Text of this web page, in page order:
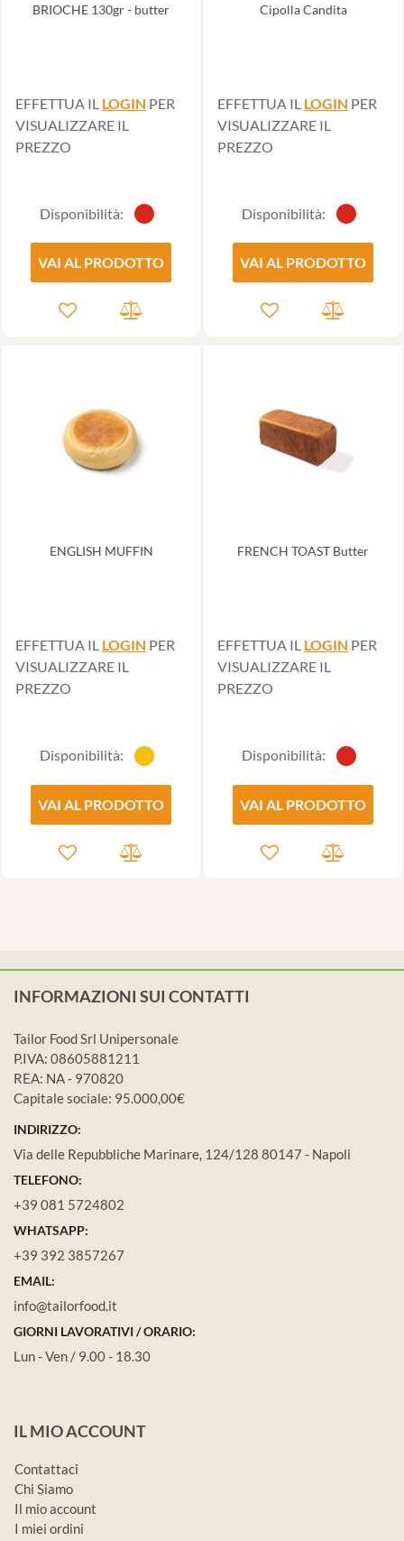
BRIOCHE 130gr - butter
EFFETTUA IL LOGIN PER
VISUALIZZARE IL
PREZZO
Disponibilità:
VAI AL PRODOTTO
Cipolla Candita
EFFETTUA IL LOGIN PER
VISUALIZZARE IL
PREZZO
Disponibilità:
VAI AL PRODOTTO
ENGLISH MUFFIN
EFFETTUA IL LOGIN PER
VISUALIZZARE IL
PREZZO
Disponibilità:
VAI AL PRODOTTO
FRENCH TOAST Butter
EFFETTUA IL LOGIN PER
VISUALIZZARE IL
PREZZO
Disponibilità:
VAI AL PRODOTTO
INFORMAZIONI SUI CONTATTI
Tailor Food Srl Unipersonale
P.IVA: 08605881211
REA: NA - 970820
Capitale sociale: 95.000,00€
INDIRIZZO:
Via delle Repubbliche Marinare, 124/128 80147 - Napoli
TELEFONO:
+39 081 5724802
WHATSAPP:
+39 392 3857267
EMAIL:
info@tailorfood.it
GIORNI LAVORATIVI / ORARIO:
Lun - Ven / 9.00 - 18.30
IL MIO ACCOUNT
Contattaci
Chi Siamo
Il mio account
I miei ordini